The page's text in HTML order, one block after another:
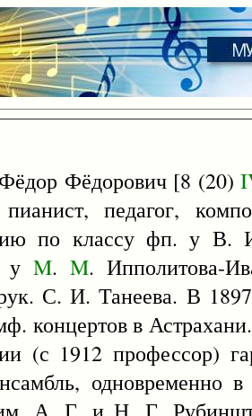
Фёдорович [8 (20)
педагог,
по классу фп. у В.
у M. M. Ипполитова-
С. И. Танеева. В
концертов в
(с 1912 профессор)
одновременно